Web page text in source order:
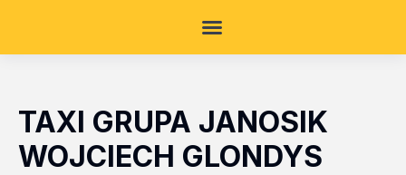
TAXI GRUPA JANOSIK
WOJCIECH GLONDYS